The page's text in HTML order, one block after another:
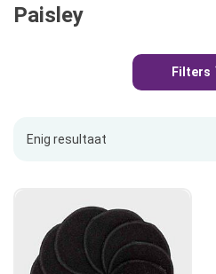
Koopjes
Paisley
Filters
Enig resultaat